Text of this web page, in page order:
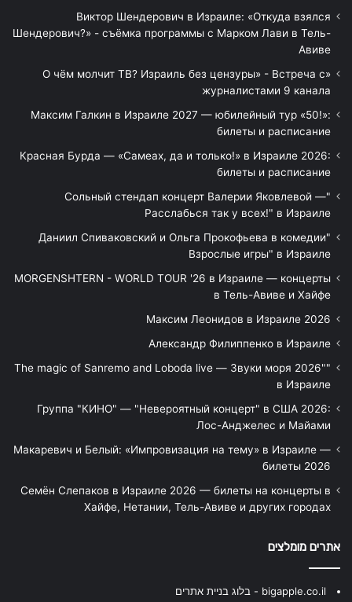
Виктор Шендерович в Израиле: «Откуда взялся
Шендерович?» - съёмка программы с Марком Лави в Тель-
Авиве
«О чём молчит ТВ? Израиль без цензуры» - Встреча с
журналистами 9 канала
Максим Галкин в Израиле 2027 — юбилейный тур «50!»:
билеты и расписание
Красная Бурда — «Самеах, да и только!» в Израиле 2026:
билеты и расписание
"Сольный стендап концерт Валерии Яковлевой —
Расслабься так у всех!" в Израиле
"Даниил Спиваковский и Ольга Прокофьева в комедии
Взрослые игры" в Израиле
MORGENSHTERN - WORLD TOUR '26 в Израиле — концерты
в Тель-Авиве и Хайфе
Максим Леонидов в Израиле 2026
Александр Филиппенко в Израиле
"The magic of Sanremo and Loboda live — Звуки моря 2026"
в Израиле
Группа "КИНО" — "Невероятный концерт" в США 2026:
Лос-Анджелес и Майами
Макаревич и Белый: «Импровизация на тему» в Израиле —
билеты 2026
Семён Слепаков в Израиле 2026 — билеты на концерты в
Хайфе, Нетании, Тель-Авиве и других городах
אתרים מומלצים
bigapple.co.il - בלוג בניית אתרים